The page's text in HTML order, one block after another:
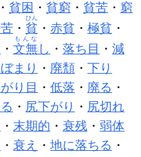
・ 貧困 ・ 貧窮 ・ 貧苦 ・ 窮
・ 貧
ひん
・ 赤貧 ・ 極貧 ・
・ 文無
もんな
し ・ 落ち目 ・ 減
まり ・ 廃頽 ・ 下り
り目 ・ 低落 ・ 廃る ・
・ 尻下がり ・ 尻切れ
・ 末期的 ・ 衰残 ・ 弱体
・ 衰え ・ 地に落ちる ・